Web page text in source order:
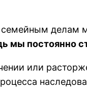
делам
мы постоянно
или